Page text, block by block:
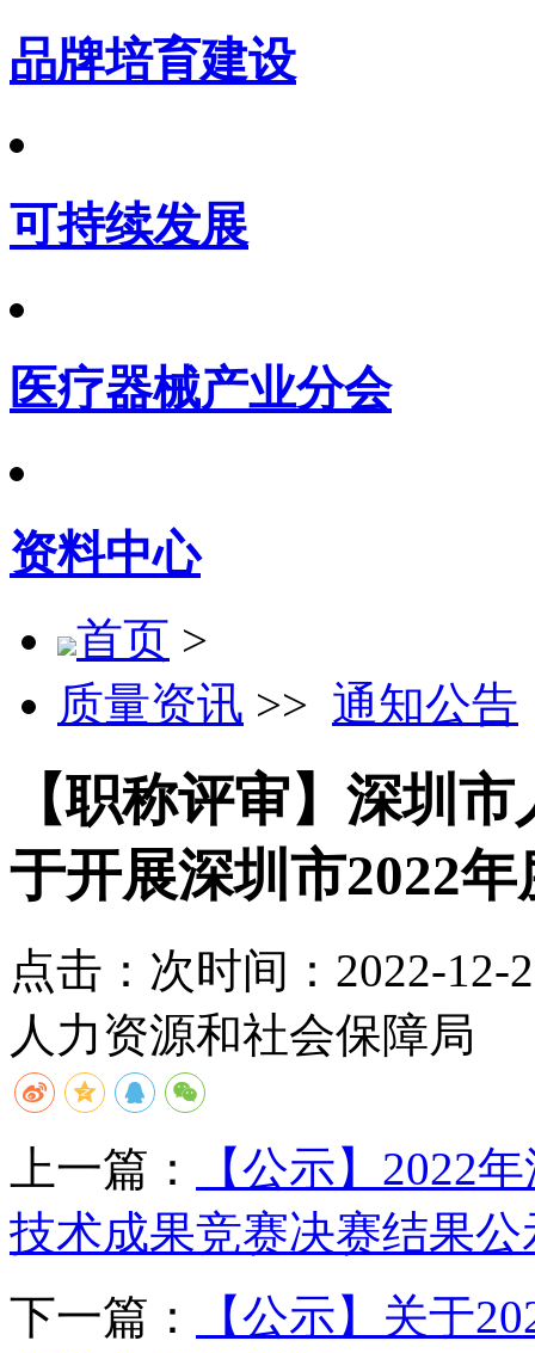
品牌培育建设
可持续发展
医疗器械产业分会
资料中心
首页 >
质量资讯 >> 通知公告
【职称评审】深圳
于开展深圳市2022
点击： 次时间：2022-12-
人力资源和社会保障局
上一篇：
【公示】2022
技术成果竞赛决赛结果公
下一篇：
【公示】关于